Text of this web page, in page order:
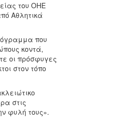
του ΟΗΕ
Αθλητικά
που
κοντά,
οι πρόσφυγες
στον τόπο
στις
φυλή τους».